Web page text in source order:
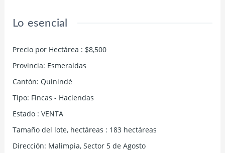
Lo esencial
Precio por Hectárea : $8,500
Provincia: Esmeraldas
Cantón: Quinindé
Tipo: Fincas - Haciendas
Estado : VENTA
Tamaño del lote, hectáreas : 183 hectáreas
Dirección: Malimpia, Sector 5 de Agosto